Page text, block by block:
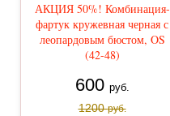
АКЦИЯ 50%! Комбинация-
фартук кружевная черная с
леопардовым бюстом, OS
(42-48)
600 руб.
1200руб.